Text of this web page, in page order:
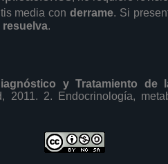
media conderrame. Si
resuelva.
y Tratamiento
2011. 2. Endocrinología,